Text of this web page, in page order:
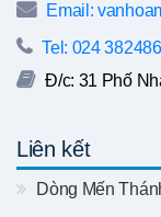
Email:
Tel: 024
Đ/c: 31 Phố
Liên kết
Dòng Mến